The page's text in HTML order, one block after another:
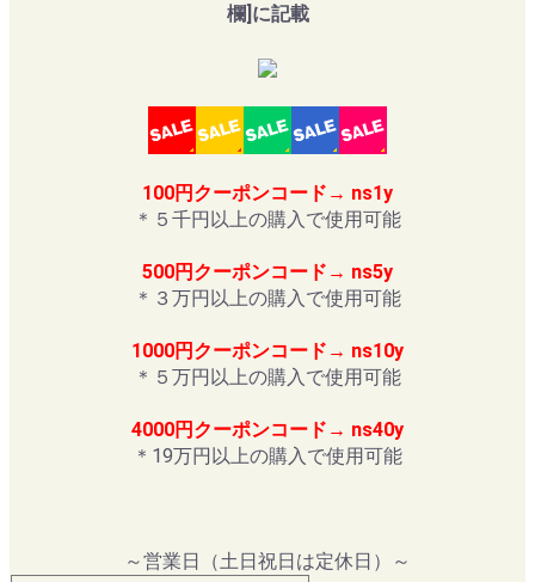
欄]に記載
100円クーポンコード→ ns1y
＊５千円以上の購入で使用可能
500円クーポンコード→ ns5y
＊３万円以上の購入で使用可能
1000円クーポンコード→ ns10y
＊５万円以上の購入で使用可能
4000円クーポンコード→ ns40y
＊19万円以上の購入で使用可能
～営業日（土日祝日は定休日）～